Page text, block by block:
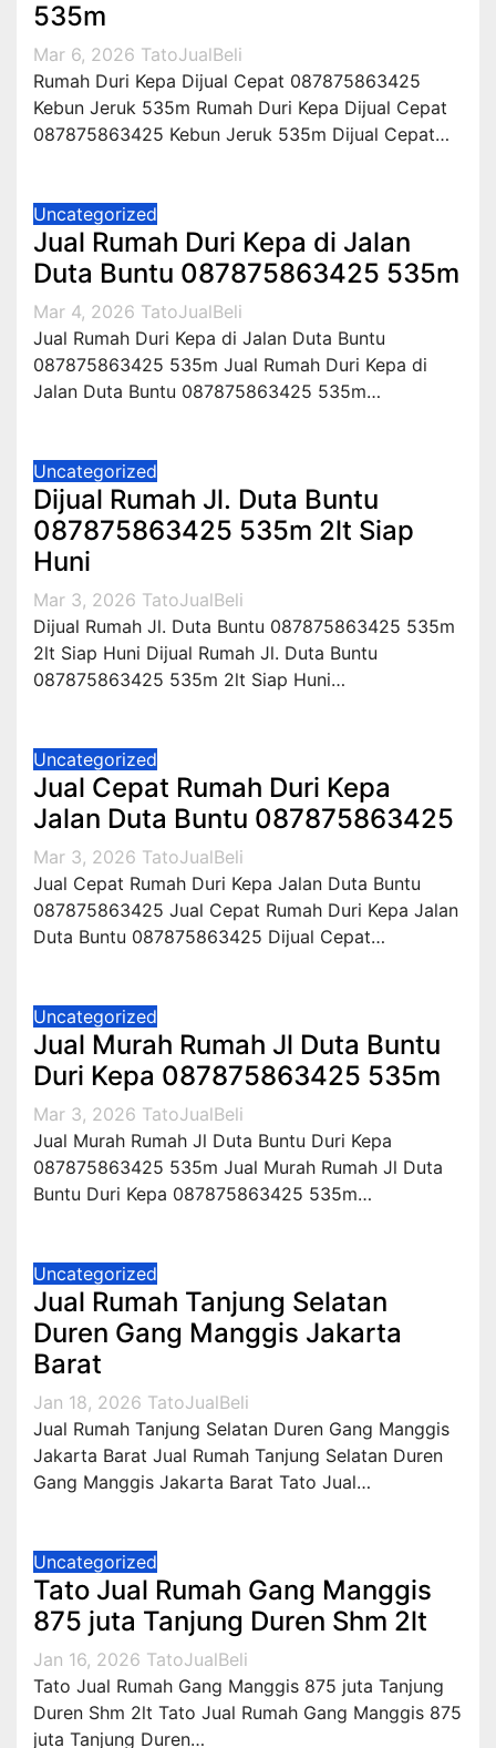
535m
Mar 6, 2026 TatoJualBeli
Rumah Duri Kepa Dijual Cepat 087875863425
Kebun Jeruk 535m Rumah Duri Kepa Dijual Cepat
087875863425 Kebun Jeruk 535m Dijual Cepat…
Uncategorized
Jual Rumah Duri Kepa di Jalan
Duta Buntu 087875863425 535m
Mar 4, 2026 TatoJualBeli
Jual Rumah Duri Kepa di Jalan Duta Buntu
087875863425 535m Jual Rumah Duri Kepa di
Jalan Duta Buntu 087875863425 535m…
Uncategorized
Dijual Rumah Jl. Duta Buntu
087875863425 535m 2lt Siap
Huni
Mar 3, 2026 TatoJualBeli
Dijual Rumah Jl. Duta Buntu 087875863425 535m
2lt Siap Huni Dijual Rumah Jl. Duta Buntu
087875863425 535m 2lt Siap Huni…
Uncategorized
Jual Cepat Rumah Duri Kepa
Jalan Duta Buntu 087875863425
Mar 3, 2026 TatoJualBeli
Jual Cepat Rumah Duri Kepa Jalan Duta Buntu
087875863425 Jual Cepat Rumah Duri Kepa Jalan
Duta Buntu 087875863425 Dijual Cepat…
Uncategorized
Jual Murah Rumah Jl Duta Buntu
Duri Kepa 087875863425 535m
Mar 3, 2026 TatoJualBeli
Jual Murah Rumah Jl Duta Buntu Duri Kepa
087875863425 535m Jual Murah Rumah Jl Duta
Buntu Duri Kepa 087875863425 535m…
Uncategorized
Jual Rumah Tanjung Selatan
Duren Gang Manggis Jakarta
Barat
Jan 18, 2026 TatoJualBeli
Jual Rumah Tanjung Selatan Duren Gang Manggis
Jakarta Barat Jual Rumah Tanjung Selatan Duren
Gang Manggis Jakarta Barat Tato Jual…
Uncategorized
Tato Jual Rumah Gang Manggis
875 juta Tanjung Duren Shm 2lt
Jan 16, 2026 TatoJualBeli
Tato Jual Rumah Gang Manggis 875 juta Tanjung
Duren Shm 2lt Tato Jual Rumah Gang Manggis 875
juta Tanjung Duren…